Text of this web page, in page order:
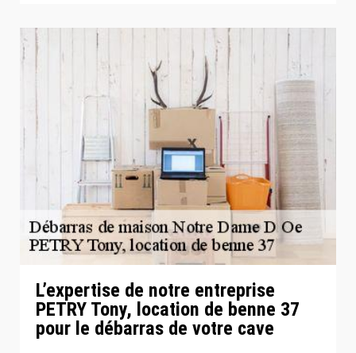
L’expertise de notre entreprise
PETRY Tony, location de benne 37
pour le débarras de votre cave